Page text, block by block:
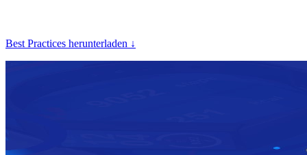
Best Practices herunterladen ↓